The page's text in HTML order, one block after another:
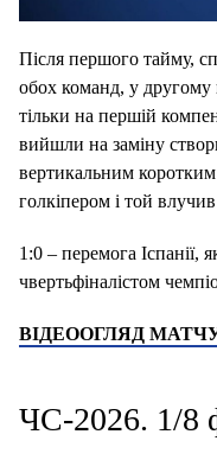
Після першого тайму,
обох команд, у другому
тільки на першій
вийшли на заміну
вертикальним
голкіпером і той
1:0 – перемога Іспанії,
чвертьфіналістом
ВІДЕООГЛЯД
ЧС-2026. 1/8